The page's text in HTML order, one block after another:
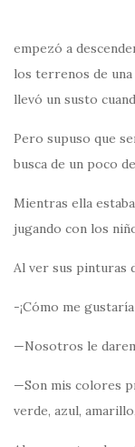
empezó a
los terrenos de
llevó un susto
Pero supuso que
busca de un poco
Mientras ella
jugando con los
Al ver sus pinturas
-¡Cómo me
—Nosotros le
—Son mis colores
verde, azul,